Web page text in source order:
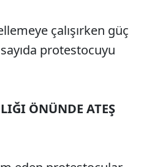
çalışırken güç
protestocuyu
ÖNÜNDE ATEŞ